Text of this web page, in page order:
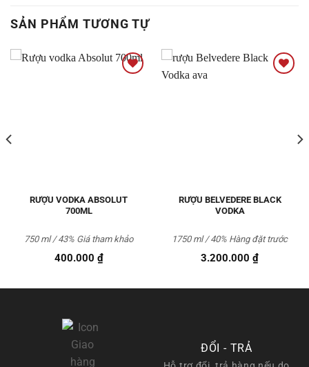
SẢN PHẨM TƯƠNG TỰ
RƯỢU VODKA ABSOLUT
700ML
400.000 ₫
750 ml / 43% Giá tham khảo
RƯỢU BELVEDERE BLACK
VODKA
3.200.000₫
1750 ml / 40% Hàng đặt trước
ĐỔI - TRẢ